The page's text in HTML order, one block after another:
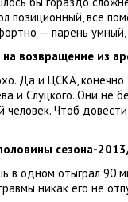
позиционный, все
— парень
возвращение из
Да и ЦСКА, конечно
и Слуцкого. Они не
Чтоб
сезона-
в одном отыграл 90
никак его не